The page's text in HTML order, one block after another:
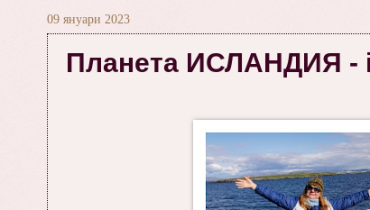
09 януари 2023
Планета ИСЛАНДИЯ -